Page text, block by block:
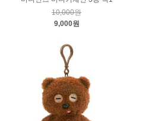
10,000원
9,000원